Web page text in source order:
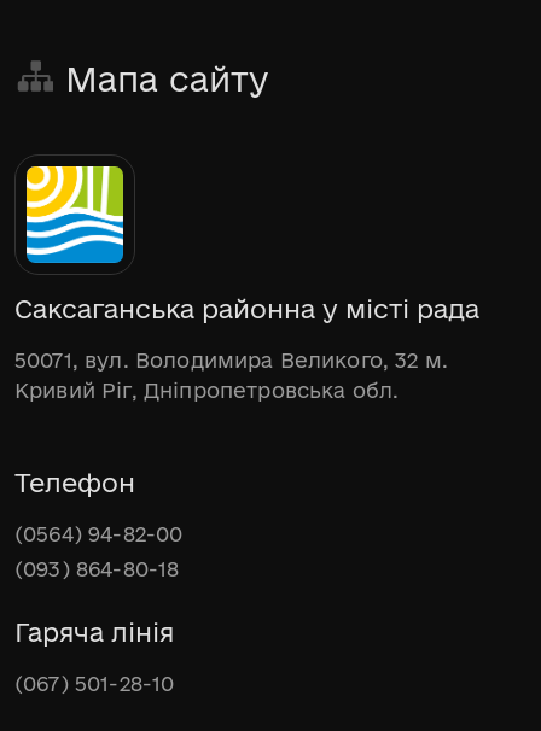
Мапа сайту
Саксаганська районна у місті рада
50071, вул. Володимира Великого, 32 м.
Кривий Ріг, Дніпропетровська обл.
Телефон
(0564) 94-82-00
(093) 864-80-18
Гаряча лінія
(067) 501-28-10